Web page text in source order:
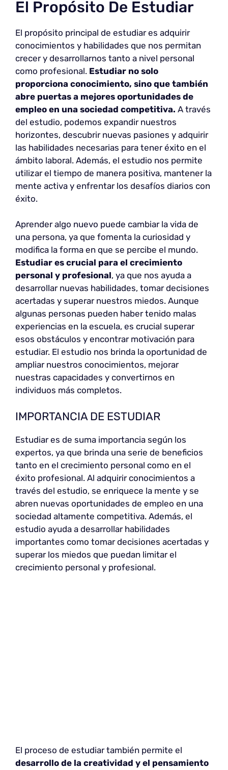
El Propósito De Estudiar
El propósito principal de estudiar es adquirir
conocimientos y habilidades que nos permitan
crecer y desarrollarnos tanto a nivel personal
como profesional. Estudiar no solo
proporciona conocimiento, sino que también
abre puertas a mejores oportunidades de
empleo en una sociedad competitiva. A través
del estudio, podemos expandir nuestros
horizontes, descubrir nuevas pasiones y adquirir
las habilidades necesarias para tener éxito en el
ámbito laboral. Además, el estudio nos permite
utilizar el tiempo de manera positiva, mantener la
mente activa y enfrentar los desafíos diarios con
éxito.
Aprender algo nuevo puede cambiar la vida de
una persona, ya que fomenta la curiosidad y
modifica la forma en que se percibe el mundo.
Estudiar es crucial para el crecimiento
personal y profesional, ya que nos ayuda a
desarrollar nuevas habilidades, tomar decisiones
acertadas y superar nuestros miedos. Aunque
algunas personas pueden haber tenido malas
experiencias en la escuela, es crucial superar
esos obstáculos y encontrar motivación para
estudiar. El estudio nos brinda la oportunidad de
ampliar nuestros conocimientos, mejorar
nuestras capacidades y convertirnos en
individuos más completos.
IMPORTANCIA DE ESTUDIAR
Estudiar es de suma importancia según los
expertos, ya que brinda una serie de beneficios
tanto en el crecimiento personal como en el
éxito profesional. Al adquirir conocimientos a
través del estudio, se enriquece la mente y se
abren nuevas oportunidades de empleo en una
sociedad altamente competitiva. Además, el
estudio ayuda a desarrollar habilidades
importantes como tomar decisiones acertadas y
superar los miedos que puedan limitar el
crecimiento personal y profesional.
El proceso de estudiar también permite el
desarrollo de la creatividad y el pensamiento